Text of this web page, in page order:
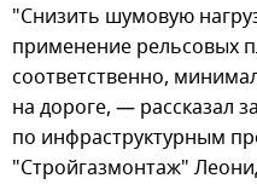
"Снизить шумовую
применение рельсовых
соответственно,
на дороге, — рассказал
по инфраструктурным
"Стройгазмонтаж"